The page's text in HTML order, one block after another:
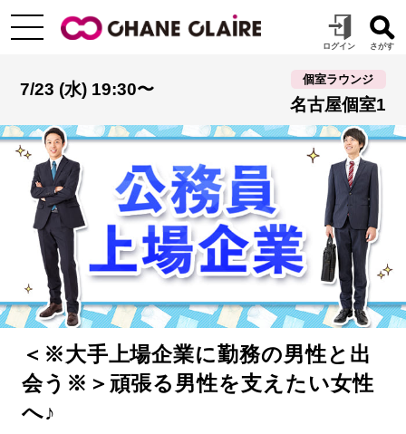
7/23 (水) 19:30〜
個室ラウンジ
名古屋個室1
＜※大手上場企業に勤務の男性と出
会う※＞頑張る男性を支えたい女性
へ♪